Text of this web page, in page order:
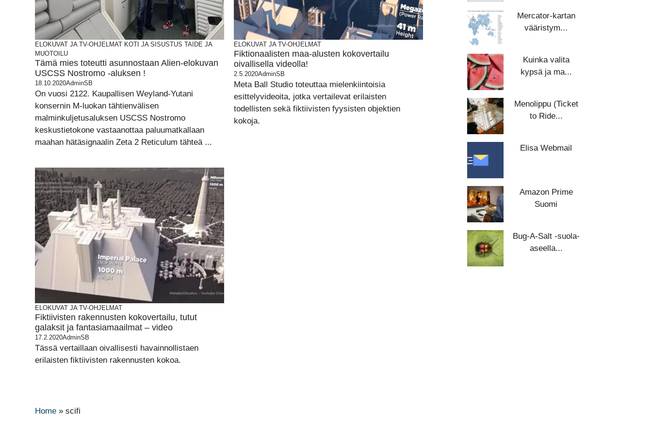
ELOKUVAT JA TV-OHJELMAT KOTI JA SISUSTUS TAIDE JA
MUOTOILU
Tämä mies toteutti asunnostaan Alien-elokuvan
USCSS Nostromo -aluksen !
18.10.2020AdminSB
On vuosi 2122. Kaupallisen Weyland-Yutani
konsernin M-luokan tähtienvälisen
malminkuljetusaluksen USCSS Nostromo
keskustietokone vastaanottaa paluumatkallaan
maahan hätäsignaalin Zeta 2 Reticulum tähteä ...
ELOKUVAT JA TV-OHJELMAT
Fiktionaalisten maa-alusten kokovertailu
oivallisella videolla!
2.5.2020AdminSB
Meta Ball Studio toteuttaa mielenkiintoisia
esittelyvideoita, jotka vertailevat erilaisten
todellisten sekä fiktiivisten fyysisten objektien
kokoja.
ELOKUVAT JA TV-OHJELMAT
Fiktiivisten rakennusten kokovertailu, tutut
galaksit ja fantasiamaailmat – video
17.2.2020AdminSB
Tässä vertaillaan oivallisesti havainnollistaen
erilaisten fiktiivisten rakennusten kokoa.
Home » scifi
Mercator-kartan
vääristym...
Kuinka valita
kypsä ja ma...
Menolippu (Ticket
to Ride...
Elisa Webmail
Amazon Prime
Suomi
Bug-A-Salt -suola-
aseella...